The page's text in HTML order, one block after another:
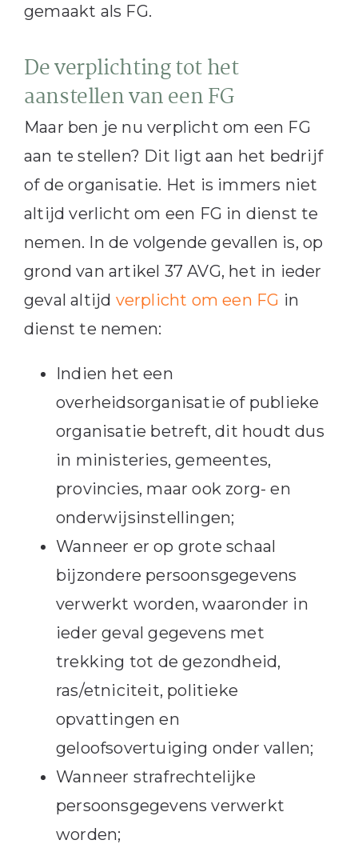
gemaakt als FG.
De verplichting tot het
aanstellen van een FG
Maar ben je nu verplicht om een FG
aan te stellen? Dit ligt aan het bedrijf
of de organisatie. Het is immers niet
altijd verlicht om een FG in dienst te
nemen. In de volgende gevallen is, op
grond van artikel 37 AVG, het in ieder
geval altijd verplicht om een FG in
dienst te nemen:
Indien het een
overheidsorganisatie of publieke
organisatie betreft, dit houdt dus
in ministeries, gemeentes,
provincies, maar ook zorg- en
onderwijsinstellingen;
Wanneer er op grote schaal
bijzondere persoonsgegevens
verwerkt worden, waaronder in
ieder geval gegevens met
trekking tot de gezondheid,
ras/etniciteit, politieke
opvattingen en
geloofsovertuiging onder vallen;
Wanneer strafrechtelijke
persoonsgegevens verwerkt
worden;